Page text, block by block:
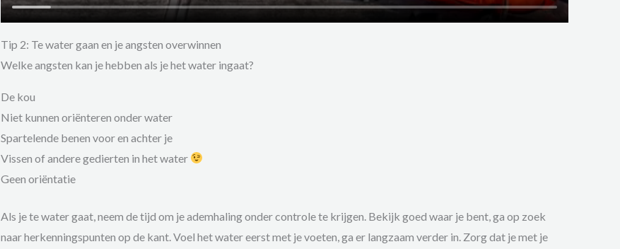
Tip 2: Te water gaan en je angsten overwinnen
Welke angsten kan je hebben als je het water ingaat?
De kou
Niet kunnen oriënteren onder water
Spartelende benen voor en achter je
Vissen of andere gedierten in het water
Geen oriëntatie
Als je te water gaat, neem de tijd om je ademhaling onder controle te krijgen. Bekijk goed waar je bent, ga op zoek
naar herkenningspunten op de kant. Voel het water eerst met je voeten, ga er langzaam verder in. Zorg dat je met je